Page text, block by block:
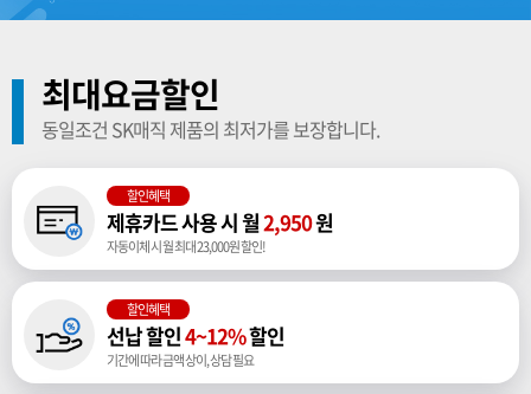
최대요금할인
동일조건 SK매직 제품의 최저가를 보장합니다.
할인혜택
제휴카드 사용 시 월2,950원
자동이체 시 월 최대 23,000원 할인!
할인혜택
선납 할인4~12%할인
기간에 따라 금액 상이, 상담 필요